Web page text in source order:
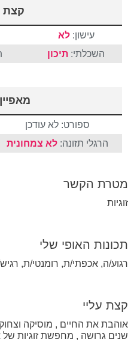
קצת
עישון:לא
השכלתי: תיכון
ספורט: לא עודכן
הרגלי תזונה: לא צמחונית
מטרת הקשר
זוגיות
תכונות האופי שלי
רגוע/ה, אכפתי/ת, רומנטי/ת,
קצת עליי
שנים גרושה , מחפשת זוגיות